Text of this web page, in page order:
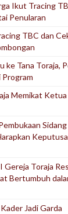
Ikut Tracing
Penularan
TBC dan
ke Tana Toraja,
Program
Memikat
Sidang
Gereja Toraja
Bertumbuh
Jadi Garda